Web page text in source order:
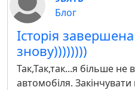
Блог
Історія
знову))))))))
Так,Так,так...я більше не
автомобіля.